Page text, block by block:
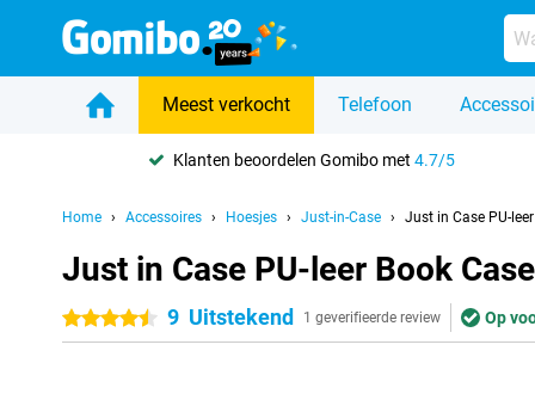
Meest verkocht Telefoon
Klanten beoordelen Gomibo met 4.7/5
Home Accessoires Hoesjes Just-in-Case Just in Case PU-
Just in Case PU-leer Book
4.5 sterren
9 Uitstekend 1 geverifieerde review Op